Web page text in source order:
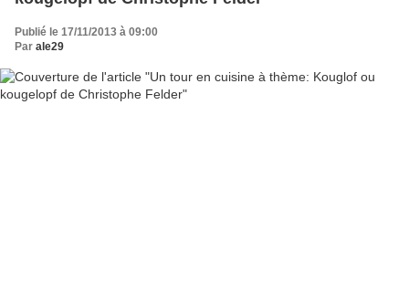
Publié le 17/11/2013 à 09:00
Par ale29